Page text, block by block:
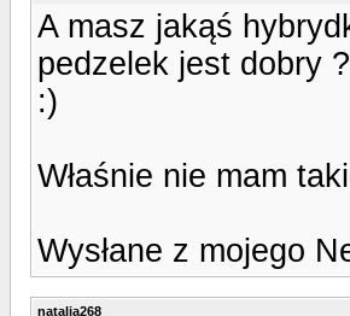
A masz jakąś
pedzelek jest dobry
:)
Właśnie nie mam
Wysłane z mojego
natalia268